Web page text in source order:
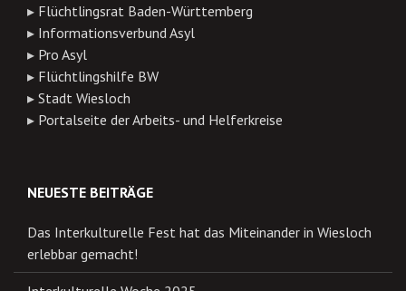
▸ Flüchtlingsrat Baden-Württemberg
▸ Informationsverbund Asyl
▸ Pro Asyl
▸ Flüchtlingshilfe BW
▸ Stadt Wiesloch
▸ Portalseite der Arbeits- und Helferkreise
NEUESTE BEITRÄGE
Das Interkulturelle Fest hat das Miteinander in Wiesloch
erlebbar gemacht!